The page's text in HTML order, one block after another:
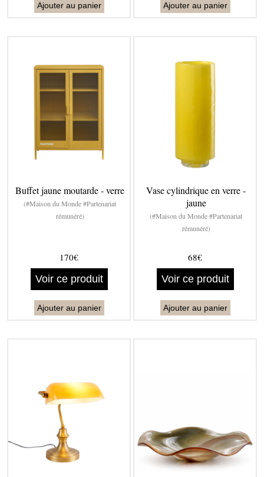
Ajouter au panier Ajouter au panier
Buffet jaune moutarde - verre
(#Maison du Monde #Partenariat
rémunéré)
170€
Voir ce produit
Ajouter au panier
Vase cylindrique en verre -
jaune
(#Maison du Monde #Partenariat
rémunéré)
68€
Voir ce produit
Ajouter au panier